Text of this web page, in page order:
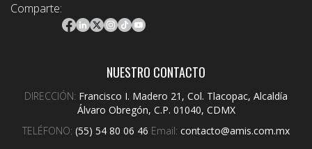
Comparte:
NUESTRO CONTACTO
DIRECCIÓN: Francisco I. Madero 21, Col. Tlacopac, Alcaldía
Álvaro Obregón, C.P. 01040, CDMX
TELÉFONO: (55) 54 80 06 46 Email: contacto@amis.com.mx